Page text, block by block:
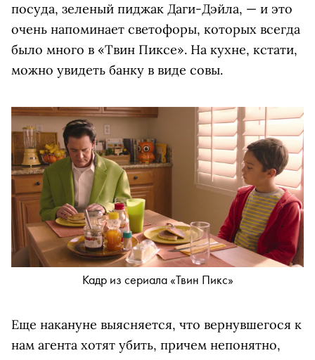
посуда, зеленый пиджак Даги-Дэйла, — и это
очень напоминает светофоры, которых всегда
было много в «Твин Пиксе». На кухне, кстати,
можно увидеть банку в виде совы.
Кадр из сериала «Твин Пикс»
Еще накануне выясняется, что вернувшегося к
нам агента хотят убить, причем непонятно,